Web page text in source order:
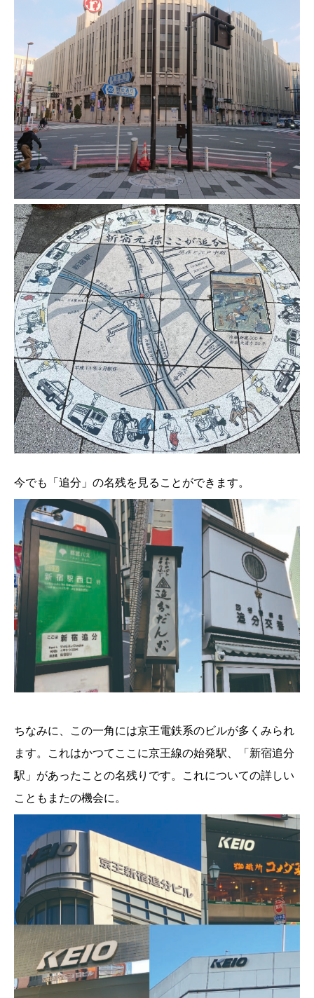
今でも「追分」の名残を見ることができます。
ちなみに、この一角には京王電鉄系のビルが多くみられ
ます。これはかつてここに京王線の始発駅、「新宿追分
駅」があったことの名残りです。これについての詳しい
こともまたの機会に。